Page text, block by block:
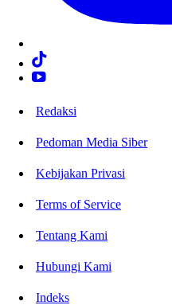
Redaksi
Pedoman Media Siber
Kebijakan Privasi
Terms of Service
Tentang Kami
Hubungi Kami
Indeks